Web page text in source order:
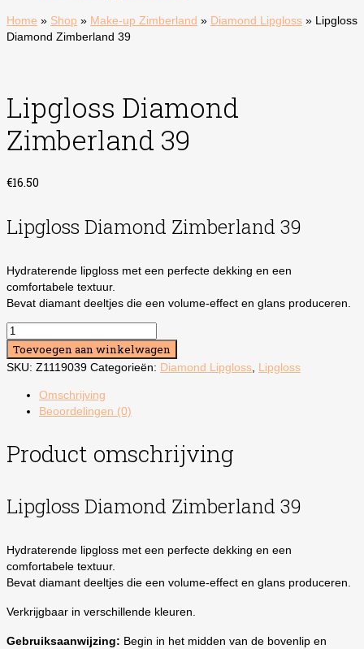
Home » Shop » Make-up Zimberland » Diamond Lipgloss » Lipgloss
Diamond Zimberland 39
Lipgloss Diamond
Zimberland 39
€16.50
Lipgloss Diamond Zimberland 39
Hydraterende lipgloss met een perfecte dekking en een
comfortabele textuur.
Bevat diamant deeltjes die een volume-effect en glans produceren.
Lipgloss
Diamond
Zimberland
aantal
Toevoegen aan winkelwagen
SKU: Z1119039 Categorieën: Diamond Lipgloss Lipgloss
Omschrijving
Beoordelingen (0)
Product omschrijving
Lipgloss Diamond Zimberland 39
Hydraterende lipgloss met een perfecte dekking en een
comfortabele textuur.
Bevat diamant deeltjes die een volume-effect en glans produceren.
Verkrijgbaar in verschillende kleuren.
Gebruiksaanwijzing: Begin in het midden van de bovenlip en